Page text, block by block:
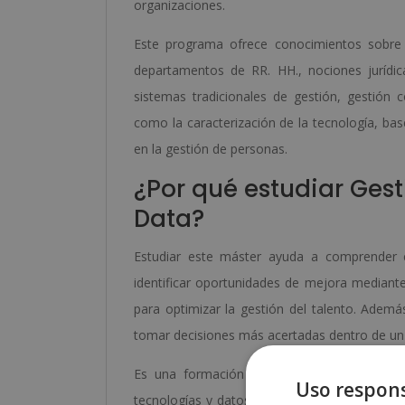
organizaciones.
Este programa ofrece conocimientos
departamentos de RR. HH., nociones
sistemas tradicionales de gestión, gestión
como la caracterización de la tecnología,
en la gestión de personas.
¿Por qué estudiar
Data?
Estudiar este máster ayuda a
identificar oportunidades de mejora
para optimizar la gestión del talento.
tomar decisiones más acertadas dentro de
Es una formación orientada a tener un
tecnologías y datos para la toma de
Uso